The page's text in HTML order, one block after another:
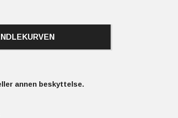
annen beskyttelse.